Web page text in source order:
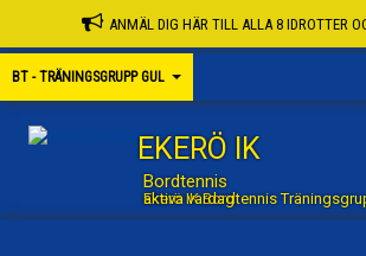
ANMÄL DIG HÄR TILL ALLA 8 IDROTTER
BT - TRÄNINGSGRUPP GUL
EKERÖ IK
Bordtennis
Ekerö IK Bordtennis Träningsgrupp GUL - En del av vår aktiva vardag